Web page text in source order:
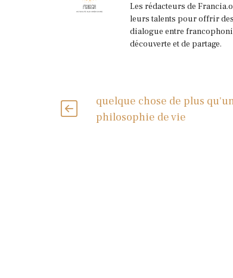
Les rédacteurs de
leurs talents pour offrir
dialogue entre
découverte et de partage.
quelque chose de plus
philosophie de vie